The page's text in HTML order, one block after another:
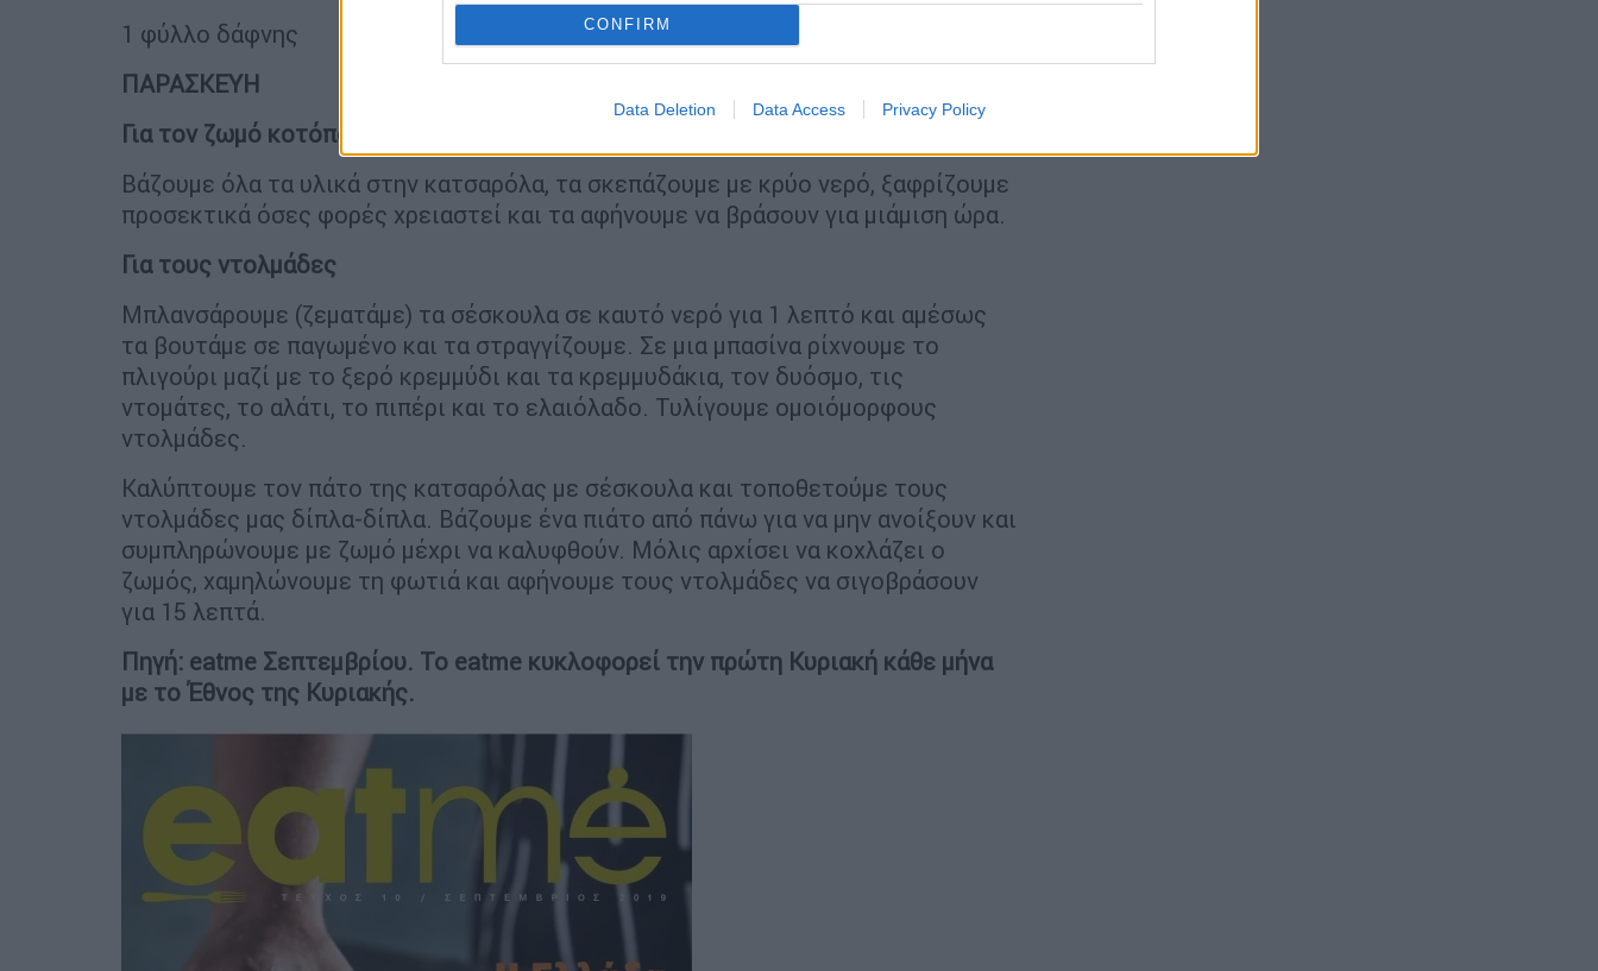
CONFIRM
Data Deletion Data Access Privacy Policy
1 φύλλο δάφνης
ΠΑΡΑΣΚΕΥΗ
Για τον ζωμό κοτόπουλου
Βάζουμε όλα τα υλικά στην κατσαρόλα, τα σκεπάζουμε με κρύο νερό, ξαφρίζουμε
προσεκτικά όσες φορές χρειαστεί και τα αφήνουμε να βράσουν για μιάμιση ώρα.
Για τους ντολμάδες
Μπλανσάρουμε (ζεματάμε) τα σέσκουλα σε καυτό νερό για 1 λεπτό και αμέσως
τα βουτάμε σε παγωμένο και τα στραγγίζουμε. Σε μια μπασίνα ρίχνουμε το
πλιγούρι μαζί με το ξερό κρεμμύδι και τα κρεμμυδάκια, τον δυόσμο, τις
ντομάτες, το αλάτι, το πιπέρι και το ελαιόλαδο. Τυλίγουμε ομοιόμορφους
ντολμάδες.
Καλύπτουμε τον πάτο της κατσαρόλας με σέσκουλα και τοποθετούμε τους
ντολμάδες μας δίπλα-δίπλα. Βάζουμε ένα πιάτο από πάνω για να μην ανοίξουν και
συμπληρώνουμε με ζωμό μέχρι να καλυφθούν. Μόλις αρχίσει να κοχλάζει ο
ζωμός, χαμηλώνουμε τη φωτιά και αφήνουμε τους ντολμάδες να σιγοβράσουν
για 15 λεπτά.
Πηγή: eatme Σεπτεμβρίου. Το eatme κυκλοφορεί την πρώτη Κυριακή κάθε μήνα
με το Έθνος της Κυριακής.